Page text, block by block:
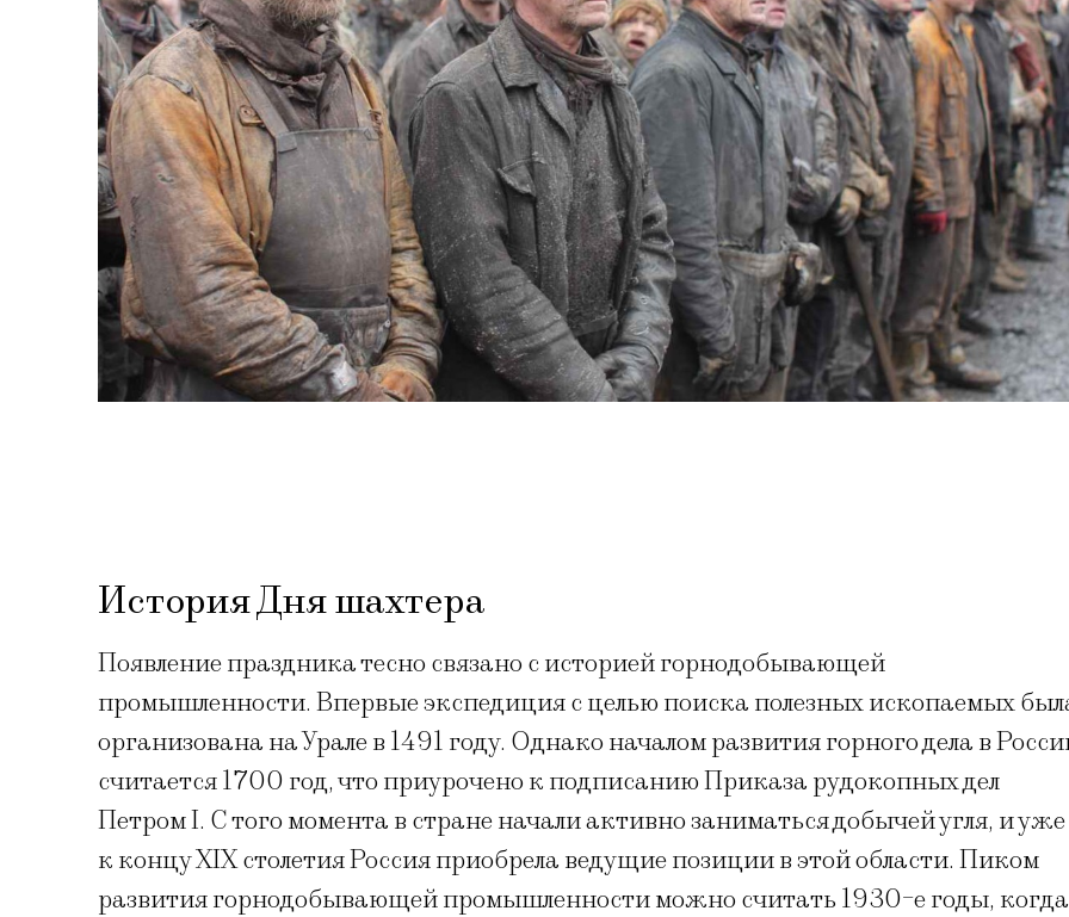
История Дня шахтера
Появление праздника тесно связано с историей горнодобывающей
промышленности. Впервые экспедиция с целью поиска полезных ископаемых
организована на Урале в 1491 году. Однако началом развития горного дела в
считается 1700 год, что приурочено к подписанию Приказа рудокопных дел
Петром I. С того момента в стране начали активно заниматься добычей угля, и уже
к концу XIX столетия Россия приобрела ведущие позиции в этой области. Пиком
развития горнодобывающей промышленности можно считать 1930-е годы, когда